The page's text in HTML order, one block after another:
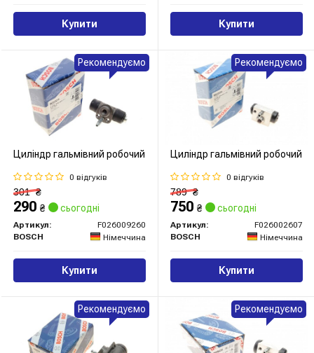
Купити Купити
Циліндр гальмівний робочий
0 відгуків
301₴
290 ₴ сьогодні
Артикул:
F026009260
BOSCH
Німеччина
Купити
Рекомендуємо
Циліндр гальмівний робочий
0 відгуків
789₴
750 ₴ сьогодні
Артикул:
F026002607
BOSCH
Німеччина
Купити
Рекомендуємо
Рекомендуємо Рекомендуємо